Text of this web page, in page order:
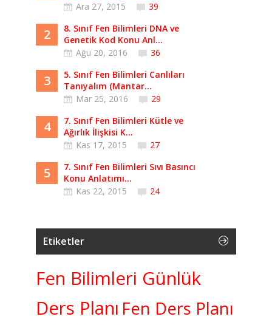
Ara 27, 2015
39
2
8. Sınıf Fen Bilimleri DNA ve
Genetik Kod Konu Anl...
Ağu 20, 2016
36
3
5. Sınıf Fen Bilimleri Canlıları
Tanıyalım (Mantar...
Mar 25, 2016
29
4
7. Sınıf Fen Bilimleri Kütle ve
Ağırlık İlişkisi K...
Kas 17, 2015
27
5
7. Sınıf Fen Bilimleri Sıvı Basıncı
Konu Anlatımı...
Kas 22, 2015
24
Etiketler
Fen Bilimleri Günlük
Ders Planı Fen Ders Planı